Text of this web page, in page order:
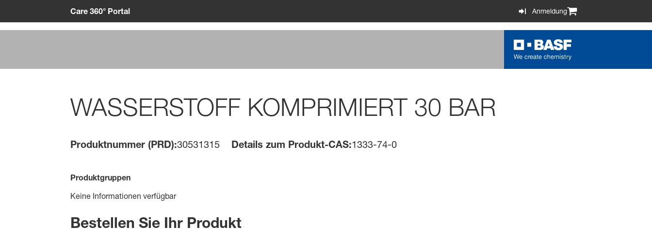
Care 360° Portal Anmeldung
WASSERSTOFF KOMPRIMIERT 30 BAR
Produktnummer (PRD):30531315 Details zum Produkt-CAS:1333-74-0
Produktgruppen
Keine Informationen verfügbar
Bestellen Sie Ihr Produkt